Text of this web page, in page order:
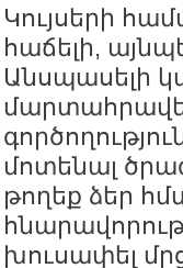
Կույսերի
հաճելի,
Անսպասելի
մոտենալ
թողեք ձեր
խուսափել